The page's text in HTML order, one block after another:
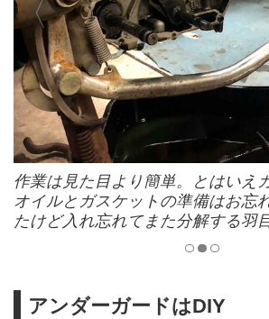
上が超軽量、下がノーマル。
作業は見た目より簡単。とはいえ
オイルとガスケットの準備はお忘
たけど入れ忘れてまた分解する羽
穴の分だけ軽いのだ。
アンダーガードはDIY